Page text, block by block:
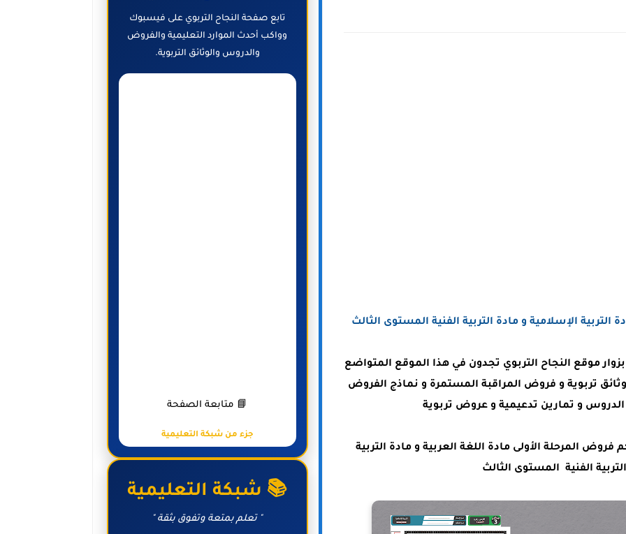
التربية الإسلامية و مادة التربية الفنية المستوى الثالث
بزوار موقع النجاح التربوي تجدون في هذا الموقع المتواضع
تربوية و فروض المراقبة المستمرة و نماذج الفروض
و تمارين تدعيمية و عروض تربوية
فروض المرحلة الأولى مادة اللغة العربية و مادة التربية
الفنية المستوى الثالث
تابع صفحة النجاح التربوي على فيسبوك
وواكب أحدث الموارد التعليمية والفروض
والدروس والوثائق التربوية.
📘 متابعة الصفحة
جزء من شبكة التعليمية
📚 شبكة التعليمية
" تعلم بمتعة وتفوق بثقة "